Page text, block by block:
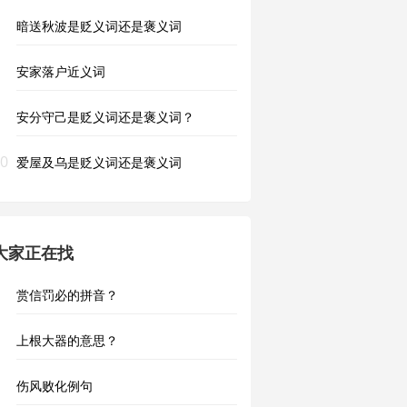
暗送秋波是贬义词还是褒义词
安家落户近义词
安分守己是贬义词还是褒义词？
爱屋及乌是贬义词还是褒义词
家正在找
赏信罚必的拼音？
上根大器的意思？
伤风败化例句